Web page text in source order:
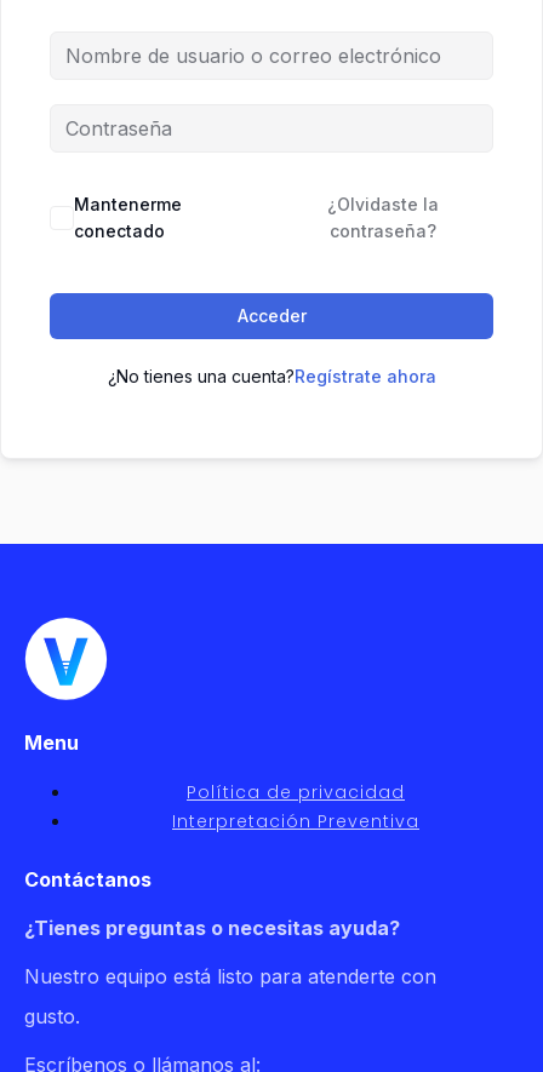
Mantenerme
conectado
¿Olvidaste la
contraseña?
Acceder
¿No tienes una cuenta?Regístrate ahora
Menu
Política de privacidad
Interpretación Preventiva
Contáctanos
¿Tienes preguntas o necesitas ayuda?
Nuestro equipo está listo para atenderte con
gusto.
Escríbenos o llámanos al: